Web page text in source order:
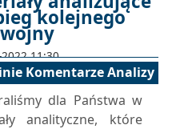
kolejnego
11:30
Komentarze Analizy
dla Państwa w
analityczne, które